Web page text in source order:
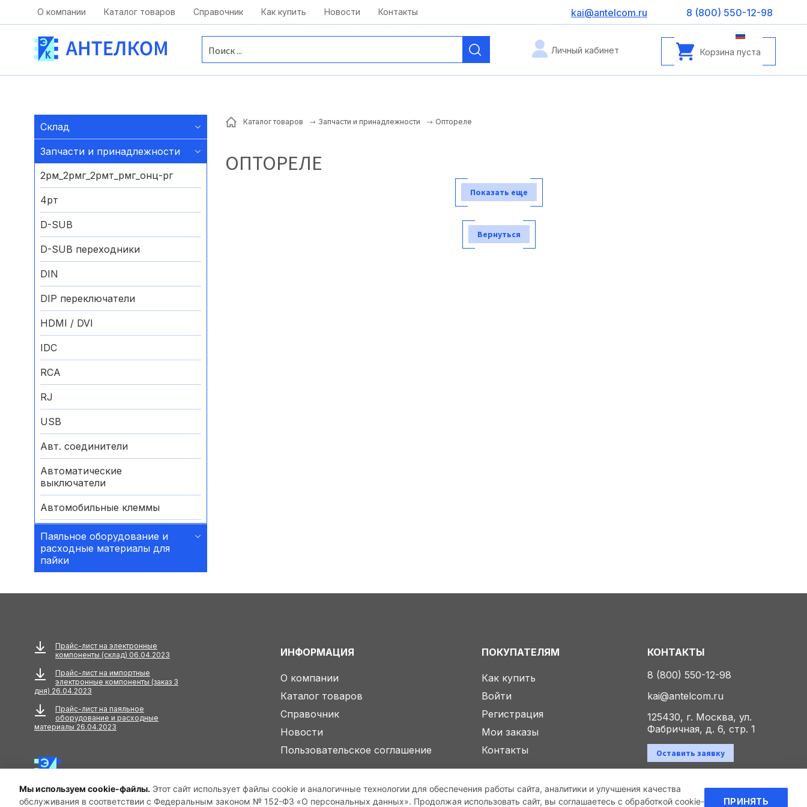
kai@antelcom.ru
Москва, ул. Московская, д.1 офис 1 c 08:00 до 20:00
О компании Каталог товаров Справочник Как купить Новости Контакты 8 (800) 550-12-98
kai@antelcom.ru
Корзина пуста
Личный кабинет
Мы используем cookie-файлы. Этот сайт использует файлы cookie и аналогичные технологии для обеспечения работы сайта, аналитики и улучшения качества
обслуживания в соответствии с Федеральным законом № 152-ФЗ «О персональных данных». Продолжая использовать сайт, вы соглашаетесь с обработкой cookie-
ПРИНЯТЬ
Склад
Запчасти и принадлежности
2рм_2рмг_2рмт_рмг_онц-рг
4рт
D-SUB
D-SUB переходники
DIN
DIP переключатели
HDMI / DVI
IDC
RCA
RJ
USB
Авт. соединители
Автоматические
выключатели
Автомобильные клеммы
Аккумуляторные батареи
Аксессуары
КОМПОНЕНТЫ
Амортизаторы
Анкера
АНТЕННЫ
Антенны GPS
Антенны WiFi
Антенны ТВ
Паяльное оборудование и
расходные материалы для
пайки
Каталог товаров Запчасти и принадлежности Оптореле
ОПТОРЕЛЕ
Показать еще
Вернуться
Прайс-лист на электронные
компоненты (склад) 06.04.2023
Прайс-лист на импортные
электронные компоненты (заказ 3
дня) 26.04.2023
Прайс-лист на паяльное
оборудование и расходные
материалы 26.04.2023
ИНФОРМАЦИЯ
О компании
Каталог товаров
Справочник
Новости
Пользовательское соглашение
ПОКУПАТЕЛЯМ
Как купить
Войти
Регистрация
Мои заказы
Контакты
КОНТАКТЫ
8 (800) 550-12-98
kai@antelcom.ru
125430, г. Москва, ул.
Фабричная, д. 6, стр. 1
Оставить заявку
Политика конфиденциальности